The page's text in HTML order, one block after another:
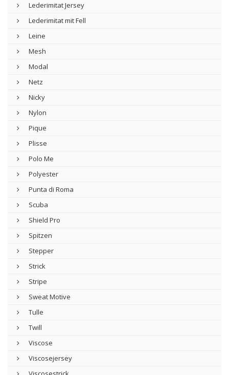
Lederimitat Jersey
Lederimitat mit Fell
Leine
Mesh
Modal
Netz
Nicky
Nylon
Pique
Plisse
Polo Me
Polyester
Punta di Roma
Scuba
Shield Pro
Spitzen
Stepper
Strick
Stripe
Sweat Motive
Tulle
Twill
Viscose
Viscosejersey